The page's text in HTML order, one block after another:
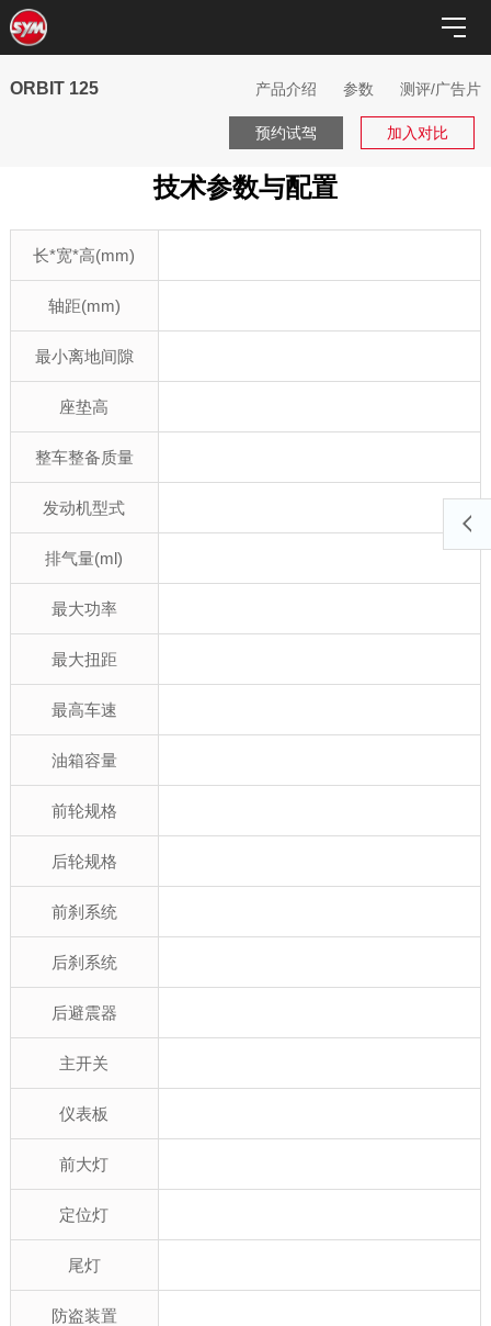
ORBIT 125 产品介绍 参数 测评/广告片
预约试驾 加入对比
技术参数与配置
长*宽*高(mm)
轴距(mm)
最小离地间隙
座垫高
整车整备质量
发动机型式
排气量(ml)
最大功率
最大扭距
最高车速
油箱容量
前轮规格
后轮规格
前刹系统
后刹系统
后避震器
主开关
仪表板
前大灯
定位灯
尾灯
防盗装置